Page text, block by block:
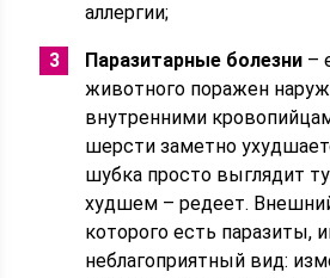
аллергии;
Паразитарные болезни –
животного поражен
внутренними
шерсти заметно
шубка просто выглядит
худшем – редеет.
которого есть паразиты,
неблагоприятный вид: